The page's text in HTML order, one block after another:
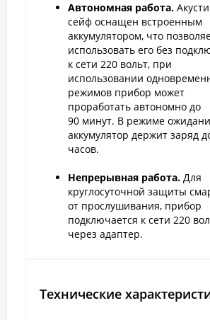
Автономная работа.
сейф оснащен встроенным
аккумулятором, что
использовать его без
к сети 220 вольт, при
использовании
режимов прибор может
проработать автономно до
90 минут. В режиме
аккумулятор держит заряд
часов.
Непрерывная работа. Для
круглосуточной защиты
от прослушивания, прибор
подключается к сети 220
через адаптер.
Технические